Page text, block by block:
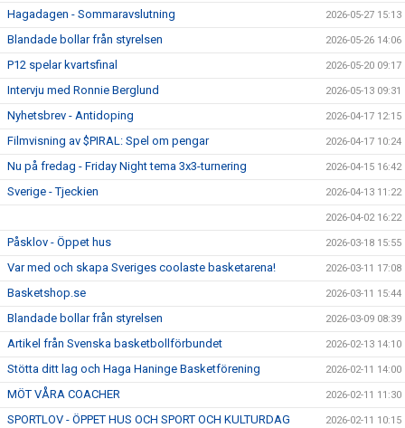
Hagadagen - Sommaravslutning 2026-05-27 15:13
Blandade bollar från styrelsen 2026-05-26 14:06
P12 spelar kvartsfinal 2026-05-20 09:17
Intervju med Ronnie Berglund 2026-05-13 09:31
Nyhetsbrev - Antidoping 2026-04-17 12:15
Filmvisning av $PIRAL: Spel om pengar 2026-04-17 10:24
Nu på fredag - Friday Night tema 3x3-turnering 2026-04-15 16:42
Sverige - Tjeckien 2026-04-13 11:22
2026-04-02 16:22
Påsklov - Öppet hus 2026-03-18 15:55
Var med och skapa Sveriges coolaste basketarena! 2026-03-11 17:08
Basketshop.se 2026-03-11 15:44
Blandade bollar från styrelsen 2026-03-09 08:39
Artikel från Svenska basketbollförbundet 2026-02-13 14:10
Stötta ditt lag och Haga Haninge Basketförening 2026-02-11 14:00
MÖT VÅRA COACHER 2026-02-11 11:30
SPORTLOV - ÖPPET HUS OCH SPORT OCH KULTURDAG 2026-02-11 10:15